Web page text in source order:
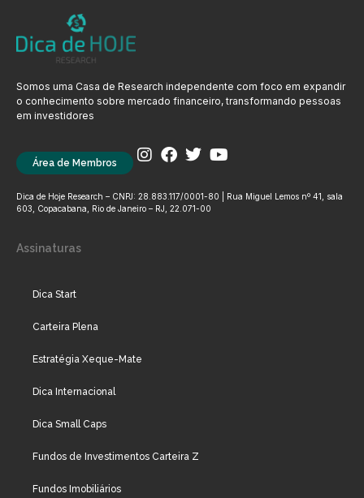
Somos uma Casa de Research independente com foco em expandir
o conhecimento sobre mercado financeiro, transformando pessoas
em investidores
Área de Membros
Dica de Hoje Research – CNPJ: 28.883.117/0001-80 | Rua Miguel Lemos nº 41, sala
603, Copacabana, Rio de Janeiro – RJ, 22.071-00
Assinaturas
Dica Start
Carteira Plena
Estratégia Xeque-Mate
Dica Internacional
Dica Small Caps
Fundos de Investimentos Carteira Z
Fundos Imobiliários